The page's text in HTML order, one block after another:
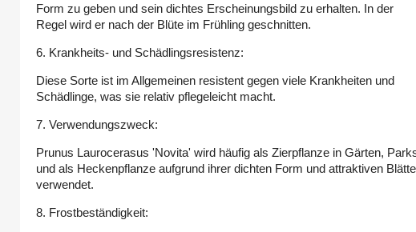
Form zu geben und sein dichtes Erscheinungsbild zu erhalten. In der
Regel wird er nach der Blüte im Frühling geschnitten.
6. Krankheits- und Schädlingsresistenz:
Diese Sorte ist im Allgemeinen resistent gegen viele Krankheiten und
Schädlinge, was sie relativ pflegeleicht macht.
7. Verwendungszweck:
Prunus Laurocerasus 'Novita' wird häufig als Zierpflanze in Gärten,
und als Heckenpflanze aufgrund ihrer dichten Form und attraktiven
verwendet.
8. Frostbeständigkeit: